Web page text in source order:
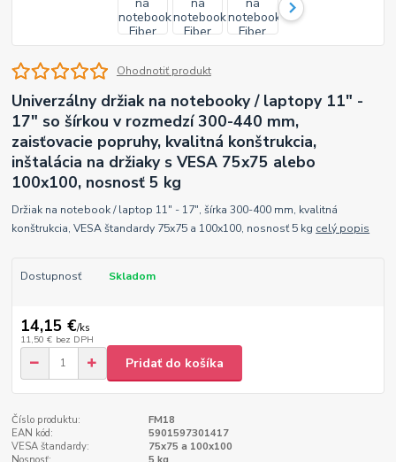
Ohodnotiť produkt
Univerzálny držiak na notebooky / laptopy 11" -
17" so šírkou v rozmedzí 300-440 mm,
zaisťovacie popruhy, kvalitná konštrukcia,
inštalácia na držiaky s VESA 75x75 alebo
100x100, nosnosť 5 kg
Držiak na notebook / laptop 11" - 17", šírka 300-400 mm, kvalitná
konštrukcia, VESA štandardy 75x75 a 100x100, nosnosť 5 kg celý popis
Dostupnosť Skladom
14,15 €/ks
11,50 € bez DPH
Pridať do košíka
Číslo produktu:
FM18
EAN kód:
5901597301417
VESA štandardy:
75x75 a 100x100